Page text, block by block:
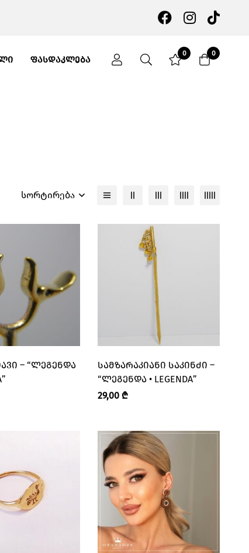
ᲤᲐᲡᲓᲐᲙᲚᲔᲑᲐ
0 0
სორტირება
– “ᲚᲔᲒᲔᲜᲓᲐ
ᲡᲐᲛᲖᲐᲠᲐᲙᲘᲐᲜᲘ ᲡᲐᲙᲘᲜᲫᲘ –
“ᲚᲔᲒᲔᲜᲓᲐ • LEGENDA”
29,00 ₾